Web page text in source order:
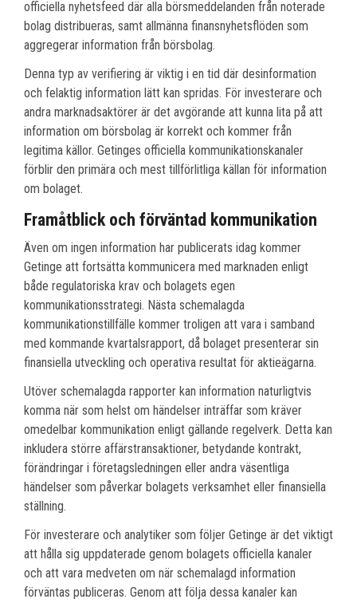
officiella nyhetsfeed där alla börsmeddelanden från noterade
bolag distribueras, samt allmänna finansnyhetsflöden som
aggregerar information från börsbolag.
Denna typ av verifiering är viktig i en tid där desinformation
och felaktig information lätt kan spridas. För investerare och
andra marknadsaktörer är det avgörande att kunna lita på att
information om börsbolag är korrekt och kommer från
legitima källor. Getinges officiella kommunikationskanaler
förblir den primära och mest tillförlitliga källan för information
om bolaget.
Framåtblick och förväntad kommunikation
Även om ingen information har publicerats idag kommer
Getinge att fortsätta kommunicera med marknaden enligt
både regulatoriska krav och bolagets egen
kommunikationsstrategi. Nästa schemalagda
kommunikationstillfälle kommer troligen att vara i samband
med kommande kvartalsrapport, då bolaget presenterar sin
finansiella utveckling och operativa resultat för aktieägarna.
Utöver schemalagda rapporter kan information naturligtvis
komma när som helst om händelser inträffar som kräver
omedelbar kommunikation enligt gällande regelverk. Detta kan
inkludera större affärstransaktioner, betydande kontrakt,
förändringar i företagsledningen eller andra väsentliga
händelser som påverkar bolagets verksamhet eller finansiella
ställning.
För investerare och analytiker som följer Getinge är det viktigt
att hålla sig uppdaterade genom bolagets officiella kanaler
och att vara medveten om när schemalagd information
förväntas publiceras. Genom att följa dessa kanaler kan